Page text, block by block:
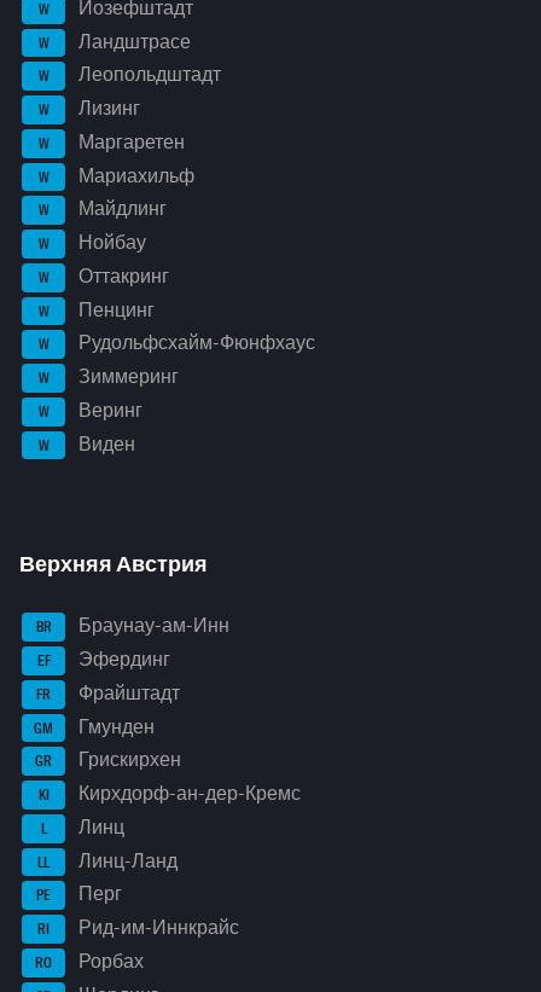
W Йозефштадт
W Ландштрасе
W Леопольдштадт
W Лизинг
W Маргаретен
W Мариахильф
W Майдлинг
W Нойбау
W Оттакринг
W Пенцинг
W Рудольфсхайм-Фюнфхаус
W Зиммеринг
W Веринг
W Виден
Верхняя Австрия
BR Браунау-ам-Инн
EF Эфердинг
FR Фрайштадт
GM Гмунден
GR Грискирхен
KI Кирхдорф-ан-дер-Кремс
L Линц
LL Линц-Ланд
PE Перг
RI Рид-им-Иннкрайс
RO Рорбах